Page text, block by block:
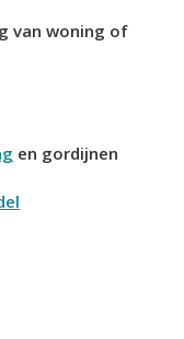
van woning of
en gordijnen